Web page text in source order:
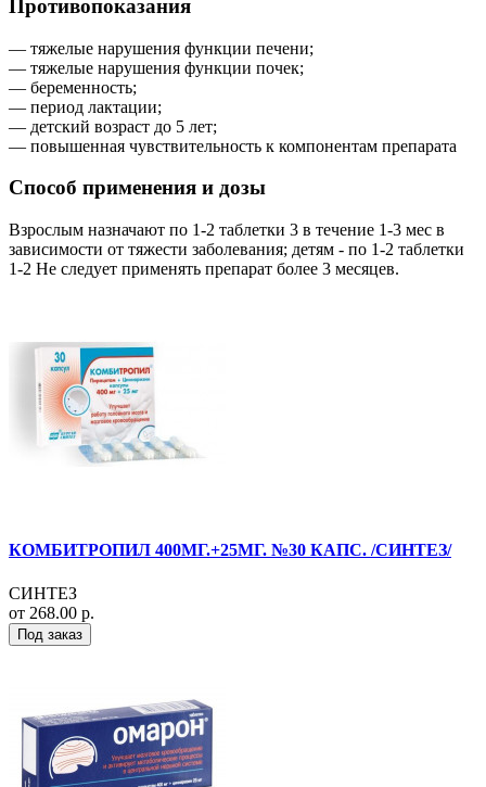
Противопоказания
— тяжелые нарушения функции печени;
— тяжелые нарушения функции почек;
— беременность;
— период лактации;
— детский возраст до 5 лет;
— повышенная чувствительность к компонентам препарата
Способ применения и дозы
Взрослым назначают по 1-2 таблетки 3 в течение 1-3 мес в
зависимости от тяжести заболевания; детям - по 1-2 таблетки
1-2 Не следует применять препарат более 3 месяцев.
КОМБИТРОПИЛ 400МГ.+25МГ. №30 КАПС. /СИНТЕЗ/
СИНТЕЗ
от 268.00 р.
Под заказ